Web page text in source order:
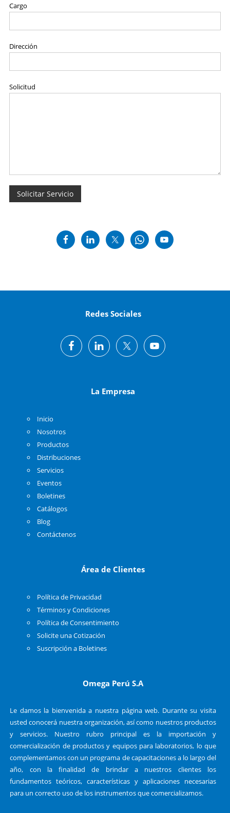
Cargo
Dirección
Solicitud
Redes Sociales
La Empresa
Inicio
Nosotros
Productos
Distribuciones
Servicios
Eventos
Boletines
Catálogos
Blog
Contáctenos
Área de Clientes
Política de Privacidad
Términos y Condiciones
Política de Consentimiento
Solicite una Cotización
Suscripción a Boletines
Omega Perú S.A
Le damos la bienvenida a nuestra página web. Durante su visita
usted conocerá nuestra organización, así como nuestros productos
y servicios. Nuestro rubro principal es la importación y
comercialización de productos y equipos para laboratorios, lo que
complementamos con un programa de capacitaciones a lo largo del
año, con la finalidad de brindar a nuestros clientes los
fundamentos teóricos, características y aplicaciones necesarias
para un correcto uso de los instrumentos que comercializamos.